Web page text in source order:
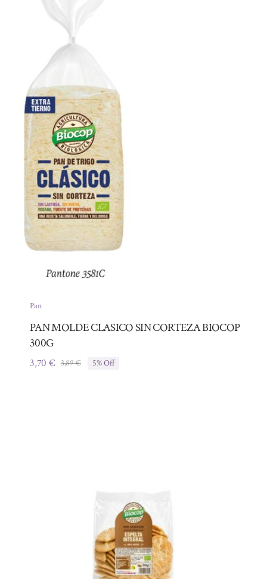
Pan
PAN MOLDE CLASICO SIN CORTEZA BIOCOP
300G
3,89€El
3,70€
El
5% Off